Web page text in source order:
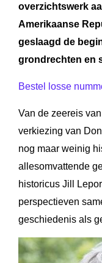
overzichtswerk
Amerikaanse
geslaagd de
grondrechten en
Bestel losse
Van de zeereis
verkiezing van
nog maar weinig
allesomvattende
historicus Jill
perspectieven
geschiedenis als